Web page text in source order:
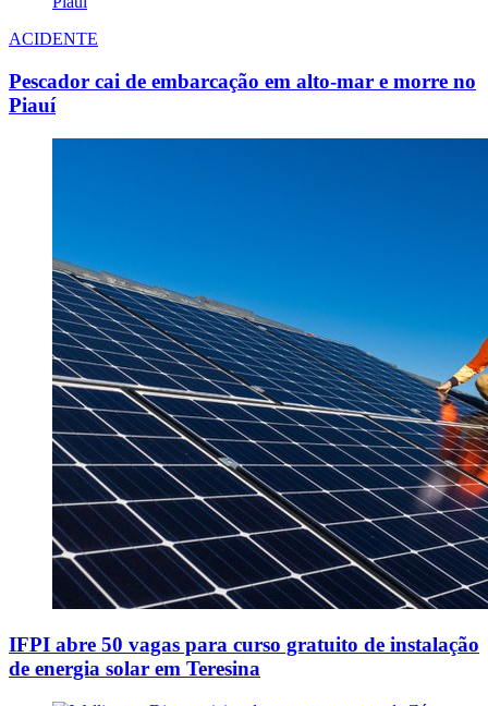
ACIDENTE
Pescador cai de embarcação em alto-mar e morre no
Piauí
IFPI abre 50 vagas para curso gratuito de instalação
de energia solar em Teresina